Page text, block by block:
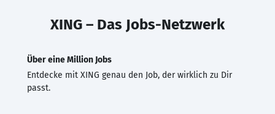
XING – Das Jobs-Netzwerk
Über eine Million Jobs
Entdecke mit XING genau den Job, der wirklich zu Dir
passt.